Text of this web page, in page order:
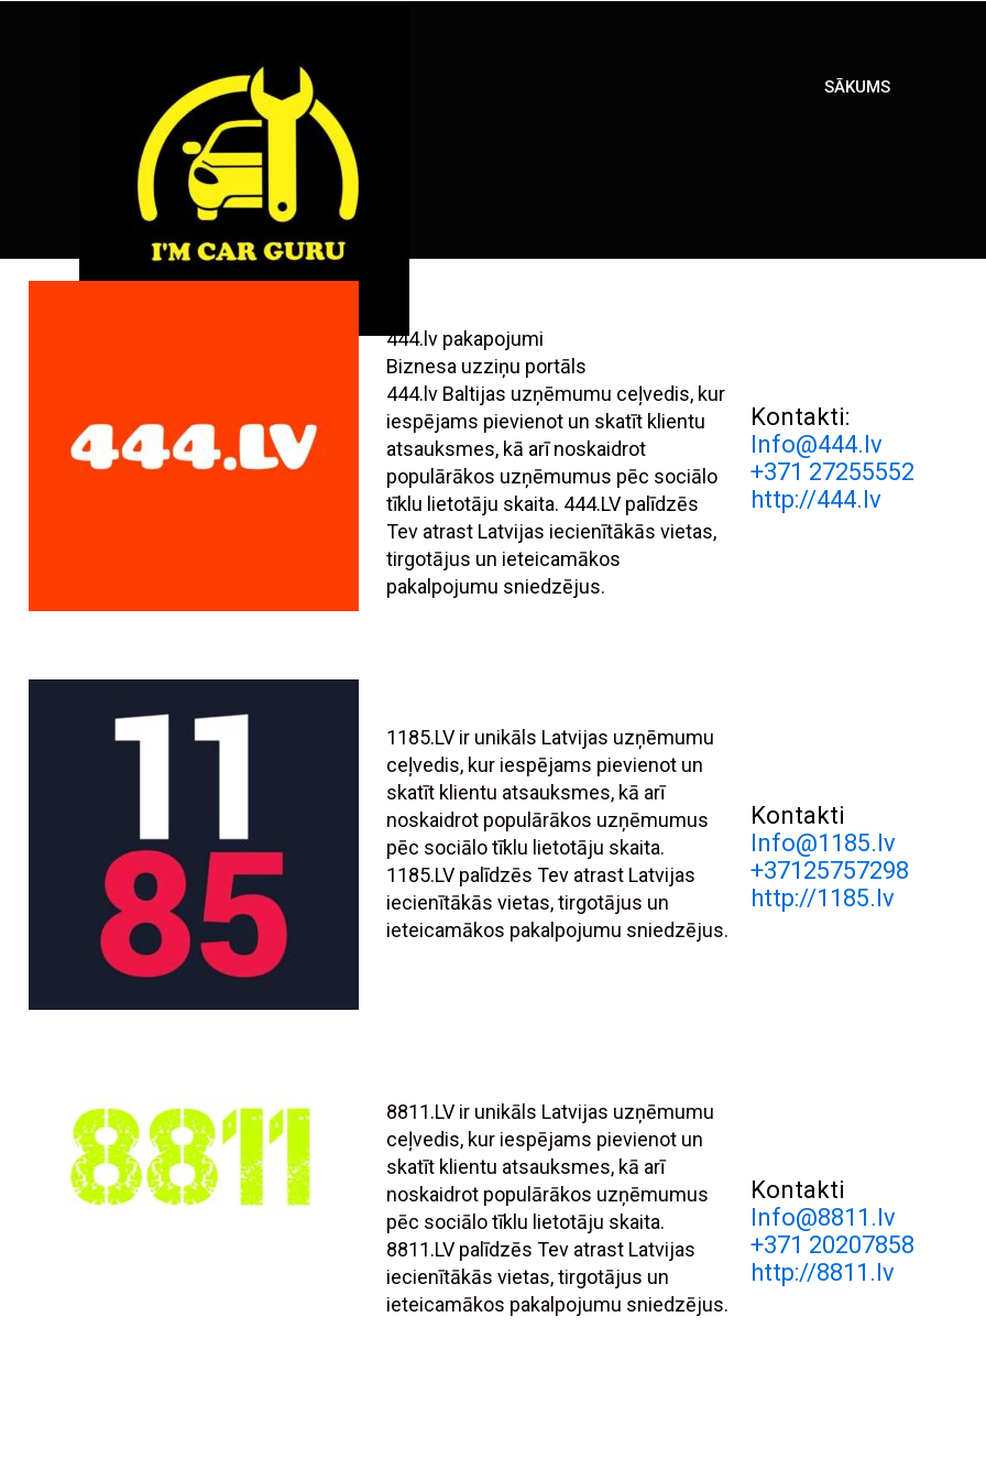
SĀKUMS
444.lv pakapojumi
Biznesa uzziņu portāls
444.lv Baltijas uzņēmumu ceļvedis, kur
iespējams pievienot un skatīt klientu
atsauksmes, kā arī noskaidrot
populārākos uzņēmumus pēc sociālo
tīklu lietotāju skaita. 444.LV palīdzēs
Tev atrast Latvijas iecienītākās vietas,
tirgotājus un ieteicamākos
pakalpojumu sniedzējus.
Kontakti:
Info@444.lv
+371 27255552
http://444.lv
1185.LV ir unikāls Latvijas uzņēmumu
ceļvedis, kur iespējams pievienot un
skatīt klientu atsauksmes, kā arī
noskaidrot populārākos uzņēmumus
pēc sociālo tīklu lietotāju skaita.
1185.LV palīdzēs Tev atrast Latvijas
iecienītākās vietas, tirgotājus un
ieteicamākos pakalpojumu sniedzējus.
Kontakti
Info@1185.lv
+37125757298
http://1185.lv
8811.LV ir unikāls Latvijas uzņēmumu
ceļvedis, kur iespējams pievienot un
skatīt klientu atsauksmes, kā arī
noskaidrot populārākos uzņēmumus
pēc sociālo tīklu lietotāju skaita.
8811.LV palīdzēs Tev atrast Latvijas
iecienītākās vietas, tirgotājus un
ieteicamākos pakalpojumu sniedzējus.
Kontakti
Info@8811.lv
+371 20207858
http://8811.lv